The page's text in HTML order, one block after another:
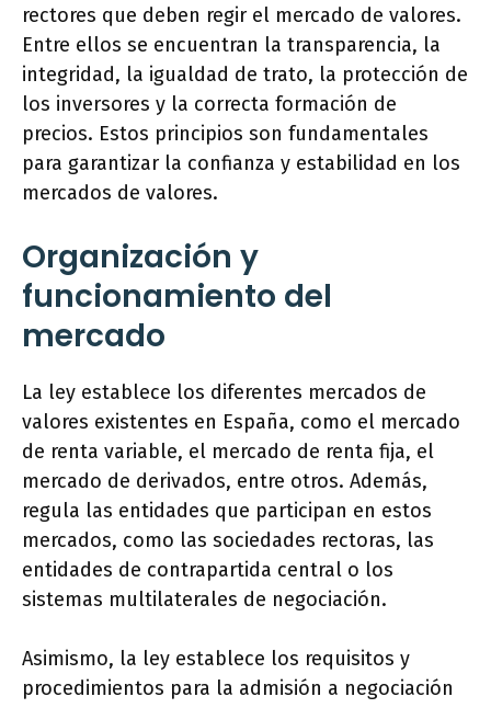
rectores que deben regir el mercado de valores.
Entre ellos se encuentran la transparencia, la
integridad, la igualdad de trato, la protección de
los inversores y la correcta formación de
precios. Estos principios son fundamentales
para garantizar la confianza y estabilidad en los
mercados de valores.
Organización y
funcionamiento del
mercado
La ley establece los diferentes mercados de
valores existentes en España, como el mercado
de renta variable, el mercado de renta fija, el
mercado de derivados, entre otros. Además,
regula las entidades que participan en estos
mercados, como las sociedades rectoras, las
entidades de contrapartida central o los
sistemas multilaterales de negociación.
Asimismo, la ley establece los requisitos y
procedimientos para la admisión a negociación